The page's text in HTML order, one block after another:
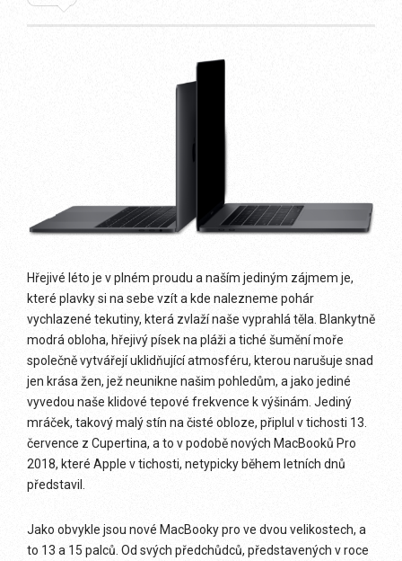
Hřejivé léto je v plném proudu a naším jediným zájmem je,
které plavky si na sebe vzít a kde nalezneme pohár
vychlazené tekutiny, která zvlaží naše vyprahlá těla. Blankytně
modrá obloha, hřejivý písek na pláži a tiché šumění moře
společně vytvářejí uklidňující atmosféru, kterou narušuje snad
jen krása žen, jež neunikne našim pohledům, a jako jediné
vyvedou naše klidové tepové frekvence k výšinám. Jediný
mráček, takový malý stín na čisté obloze, připlul v tichosti 13.
července z Cupertina, a to v podobě nových MacBooků Pro
2018, které Apple v tichosti, netypicky během letních dnů
představil.
Jako obvykle jsou nové MacBooky pro ve dvou velikostech, a
to 13 a 15 palců. Od svých předchůdců, představených v roce